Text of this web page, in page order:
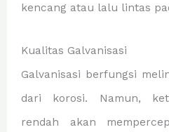
kencang atau lalu lintas
Kualitas Galvanisasi
Galvanisasi berfungsi
dari korosi. Namun,
rendah akan